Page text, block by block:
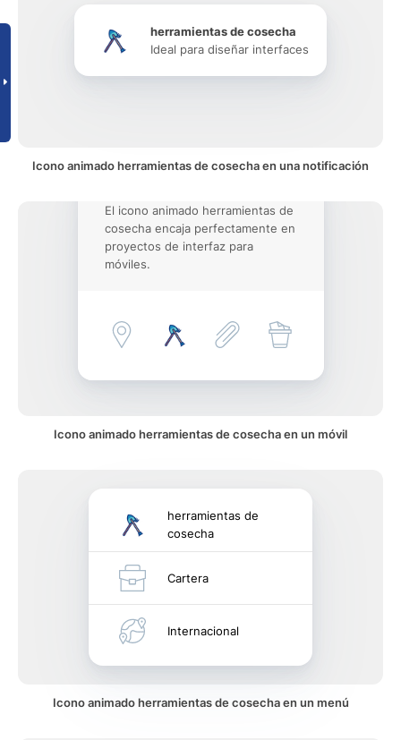
herramientas de cosecha
Ideal para diseñar interfaces
Icono animado herramientas de cosecha en una notificación
El icono animado herramientas de
cosecha encaja perfectamente en
proyectos de interfaz para
móviles.
Icono animado herramientas de cosecha en un móvil
herramientas de
cosecha
Cartera
Internacional
Icono animado herramientas de cosecha en un menú